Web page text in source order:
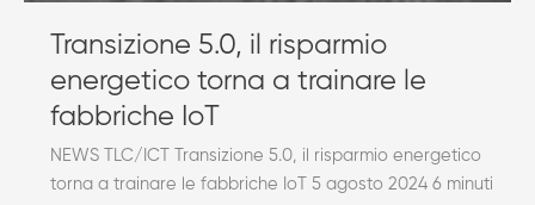
Transizione 5.0, il risparmio
energetico torna a trainare le
fabbriche IoT
NEWS TLC/ICT Transizione 5.0, il risparmio energetico
torna a trainare le fabbriche IoT 5 agosto 2024 6 minuti